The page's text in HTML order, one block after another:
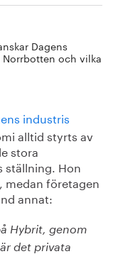
Dagens
och vilka
industris
alltid styrts av
stora
ställning. Hon
medan företagen
annat:
Hybrit, genom
det privata